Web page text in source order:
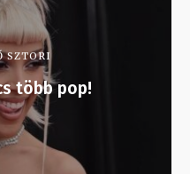
SZTORI
több pop!